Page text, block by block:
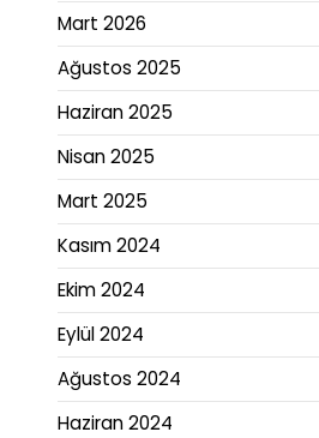
Mart 2026
Ağustos 2025
Haziran 2025
Nisan 2025
Mart 2025
Kasım 2024
Ekim 2024
Eylül 2024
Ağustos 2024
Haziran 2024